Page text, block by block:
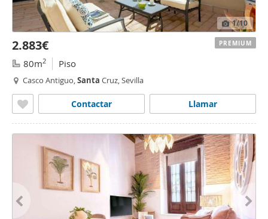
1/10
2.883€
80m2 Piso
Casco Antiguo,Santa Cruz, Sevilla
Llamar
Contactar
PREMIUM